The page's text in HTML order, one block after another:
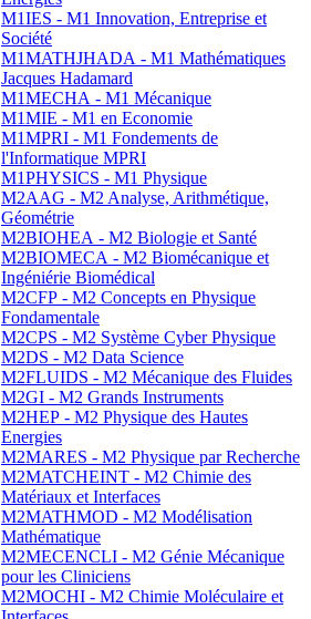
M1IES - M1 Innovation, Entreprise et
Société
M1MATHJHADA - M1 Mathématiques
Jacques Hadamard
M1MECHA - M1 Mécanique
M1MIE - M1 en Economie
M1MPRI - M1 Fondements de
l'Informatique MPRI
M1PHYSICS - M1 Physique
M2AAG - M2 Analyse, Arithmétique,
Géométrie
M2BIOHEA - M2 Biologie et Santé
M2BIOMECA - M2 Biomécanique et
Ingéniérie Biomédical
M2CFP - M2 Concepts en Physique
Fondamentale
M2CPS - M2 Système Cyber Physique
M2DS - M2 Data Science
M2FLUIDS - M2 Mécanique des Fluides
M2GI - M2 Grands Instruments
M2HEP - M2 Physique des Hautes
Energies
M2MARES - M2 Physique par Recherche
M2MATCHEINT - M2 Chimie des
Matériaux et Interfaces
M2MATHMOD - M2 Modélisation
Mathématique
M2MECENCLI - M2 Génie Mécanique
pour les Cliniciens
M2MOCHI - M2 Chimie Moléculaire et